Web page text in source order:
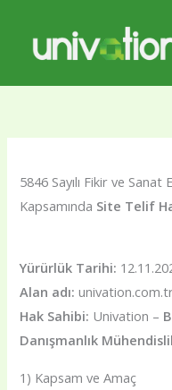
5846 Sayılı Fikir ve
Kapsamında Site Telif
Yürürlük Tarihi:
Alan adı:
Hak Sahibi: Univation –
Danışmanlık
1) Kapsam ve Amaç